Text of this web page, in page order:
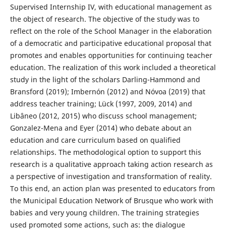
Supervised Internship IV, with educational management as
the object of research. The objective of the study was to
reflect on the role of the School Manager in the elaboration
of a democratic and participative educational proposal that
promotes and enables opportunities for continuing teacher
education. The realization of this work included a theoretical
study in the light of the scholars Darling-Hammond and
Bransford (2019); Imbernón (2012) and Nóvoa (2019) that
address teacher training; Lück (1997, 2009, 2014) and
Libâneo (2012, 2015) who discuss school management;
Gonzalez-Mena and Eyer (2014) who debate about an
education and care curriculum based on qualified
relationships. The methodological option to support this
research is a qualitative approach taking action research as
a perspective of investigation and transformation of reality.
To this end, an action plan was presented to educators from
the Municipal Education Network of Brusque who work with
babies and very young children. The training strategies
used promoted some actions, such as: the dialogue